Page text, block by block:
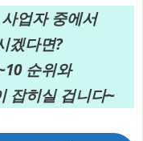
업자 중에서
겠다면?
순위와
잡히실 겁니다~